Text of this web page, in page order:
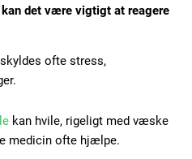
det være vigtigt at reagere
ofte stress,
kan hvile, rigeligt med væske
medicin ofte hjælpe.